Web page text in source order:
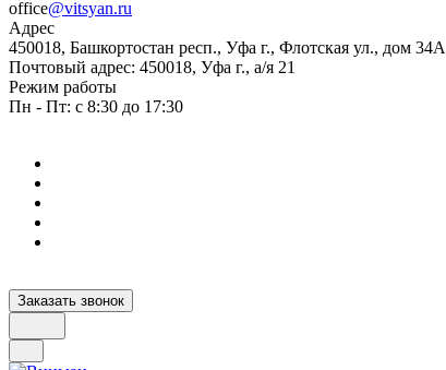
office@vitsyan.ru
Адрес
450018, Башкортостан респ., Уфа г., Флотская ул., дом 34А
Почтовый адрес: 450018, Уфа г., а/я 21
Режим работы
Пн - Пт: с 8:30 до 17:30
Заказать звонок